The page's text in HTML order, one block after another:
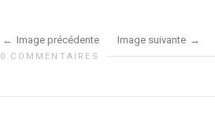
Image précédente Image suivante
0 COMMENTAIRES